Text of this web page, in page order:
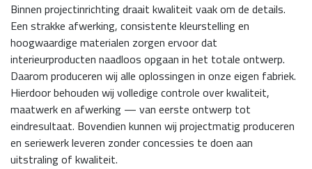
Binnen projectinrichting draait kwaliteit vaak om de details.
Een strakke afwerking, consistente kleurstelling en
hoogwaardige materialen zorgen ervoor dat
interieurproducten naadloos opgaan in het totale ontwerp.
Daarom produceren wij alle oplossingen in onze eigen fabriek.
Hierdoor behouden wij volledige controle over kwaliteit,
maatwerk en afwerking — van eerste ontwerp tot
eindresultaat. Bovendien kunnen wij projectmatig produceren
en seriewerk leveren zonder concessies te doen aan
uitstraling of kwaliteit.